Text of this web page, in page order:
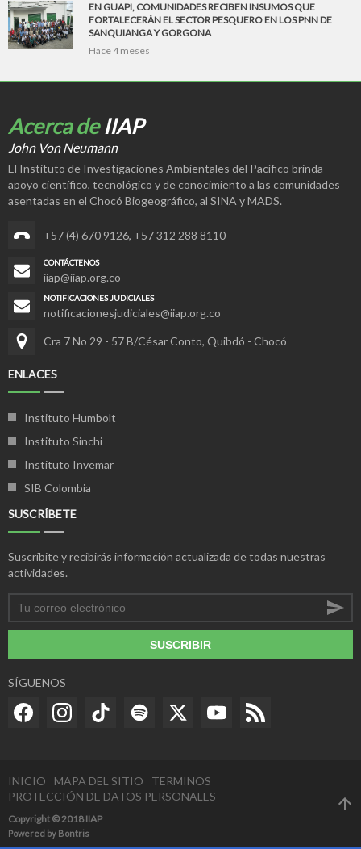
EN GUAPI, COMUNIDADES RECIBEN INSUMOS QUE
FORTALECERÁN EL SECTOR PESQUERO EN LOS PNN DE
SANQUIANGA Y GORGONA
Hace 4 meses
Acerca deIIAP
John Von Neumann
El Instituto de Investigaciones Ambientales del Pacífico brinda
apoyo científico, tecnológico y de conocimiento a las comunidades
asentadas en el Chocó Biogeográfico, al SINA y MADS.
+57 (4) 670 9126, +57 312 288 8110
CONTÁCTENOS
iiap@iiap.org.co
NOTIFICACIONES JUDICIALES
notificacionesjudiciales@iiap.org.co
Cra 7 No 29 - 57 B/César Conto, Quibdó - Chocó
ENLACES
Instituto Humbolt
Instituto Sinchi
Instituto Invemar
SIB Colombia
SUSCRÍBETE
Suscríbite y recibirás información actualizada de todas nuestras
actividades.
SUSCRIBIR
SÍGUENOS
INICIO MAPA DEL SITIO
TERMINOS
PROTECCIÓN DE DATOS PERSONALES
Copyright © 2018 IIAP
Powered by Bontris